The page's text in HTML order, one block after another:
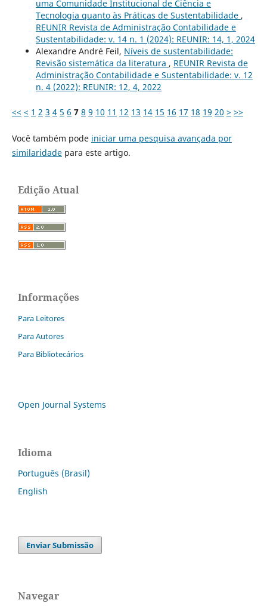
uma Comunidade Institucional de Ciência e
Tecnologia quanto às Práticas de Sustentabilidade ,
REUNIR Revista de Administração Contabilidade e
Sustentabilidade: v. 14 n. 1 (2024): REUNIR: 14, 1, 2024
Alexandre André Feil, Níveis de sustentabilidade:
Revisão sistemática da literatura , REUNIR Revista de
Administração Contabilidade e Sustentabilidade: v. 12
n. 4 (2022): REUNIR: 12, 4, 2022
<< < 1 2 3 4 5 6 7 8 9 10 11 12 13 14 15 16 17 18 19 20 > >>
Você também pode iniciar uma pesquisa avançada por
similaridadepara este artigo.
Edição Atual
Informações
Para Leitores
Para Autores
Para Bibliotecários
Open Journal Systems
Idioma
Português (Brasil)
English
Enviar Submissão
Navegar